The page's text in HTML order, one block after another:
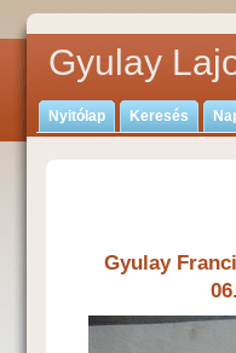
Gyulay
Nyitólap Keresés
Gyulay